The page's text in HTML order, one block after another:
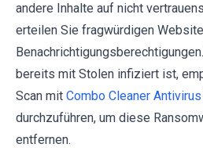
andere Inhalte auf nicht
erteilen Sie fragwürdigen
bereits mit Stolen infiziert ist,
Scan mit Combo Cleaner
durchzuführen, um diese
entfernen.